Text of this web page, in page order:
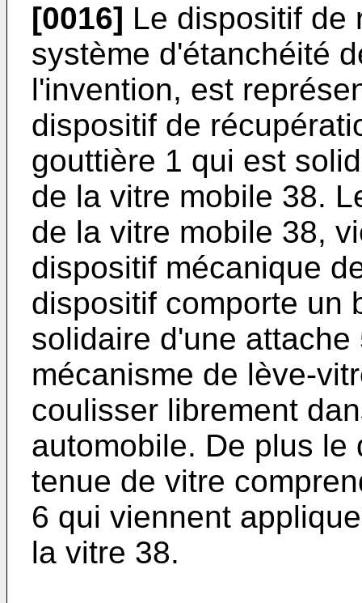
[0016] Le dispositif de
système d'étanchéité
l'invention, est
dispositif de
gouttière 1 qui est
de la vitre mobile 38.
de la vitre mobile 38,
dispositif mécanique
dispositif comporte un
solidaire d'une
mécanisme de lève-
coulisser librement
automobile. De plus
tenue de vitre
6 qui viennent
la vitre 38.